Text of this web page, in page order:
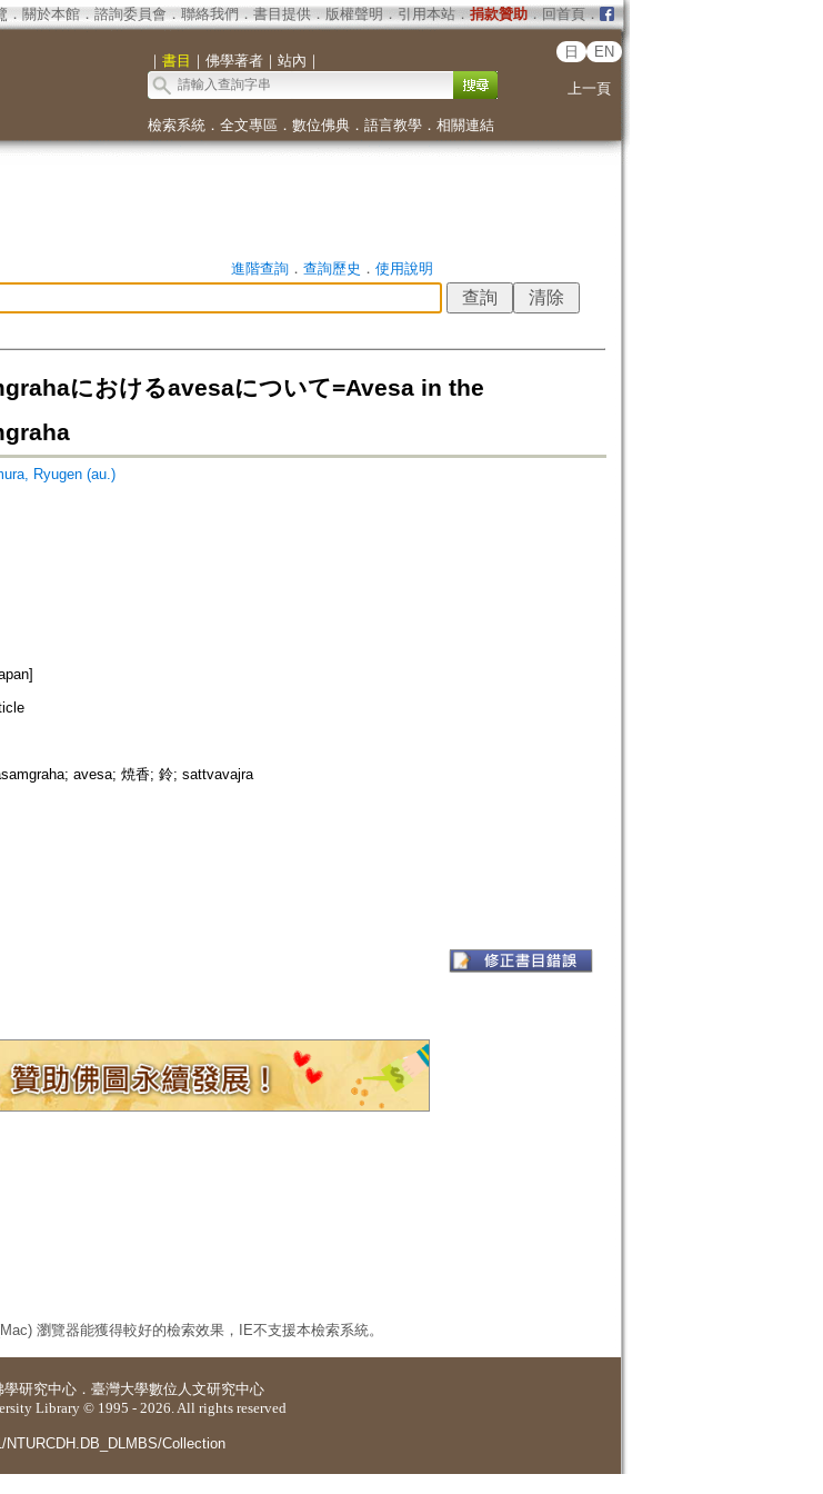
． 關於本館． 諮詢委員會． 聯絡我們 ． 書目提供． 版權聲明 ． 引用本站． 捐款贊助．回首頁．
｜ 書目 ｜ 佛學著者｜ 站內 ｜
日 EN
上一頁
檢索系統． 全文專區 ． 數位佛典． 語言教學． 相關連結
進階查詢． 查詢歷史 ． 使用說明
におけるavesaについて=Avesa in the
Ryugen (au.)
avesa; 焼香; 鈴; sattvavajra
瀏覽器能獲得較好的檢索效果，IE不支援本檢索系統。
學研究中心 ． 臺灣大學數位人文研究中心
Library © 1995 - 2026. All rights reserved
NTURCDH.DB_DLMBS/Collection